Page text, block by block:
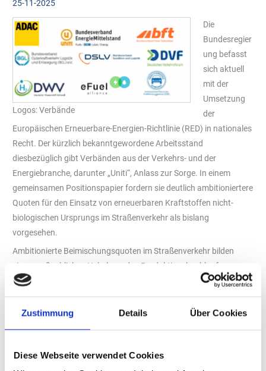
Zustimmung Details Über Cookies
Diese Webseite verwendet Cookies
25-11-2025
Logos: Verbände
Die
Bundesregier
ung befasst
sich aktuell
mit der
Umsetzung
der
Europäischen Erneuerbare-Energien-Richtlinie (RED) in nationales
Recht. Der kürzlich bekanntgewordene Arbeitsstand
diesbezüglich gibt Verbänden aus der Verkehrs- und der
Energiebranche, darunter „Uniti“, Anlass zur Sorge. In einem
gemeinsamen Positionspapier fordern sie deutlich ambitioniertere
Quoten für den Einsatz von erneuerbaren Kraftstoffen nicht-
biologischen Ursprungs im Straßenverkehr als bislang
vorgesehen.
Ambitionierte Beimischungsquoten im Straßenverkehr bilden
einen maßgeblichen Hebel, um den Produktionshochlauf
Erneuerbarer Kraftstoffe anzureizen. Ein kürzlich bekannt
gewordener Arbeitsentwurf eines „Zweiten Gesetzes zur
Weiterentwicklung der THG-Minderungsquote“, der die
(Renewable Fuels of Non-Biological Origin bzw. Erneuerbare